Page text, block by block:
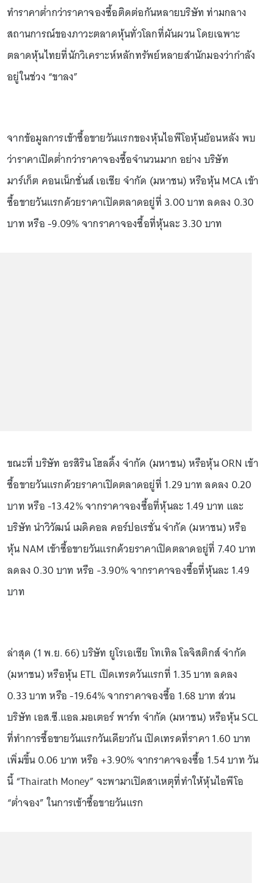
ทำราคาต่ำกว่าราคาจองซื้อติดต่อกันหลายบริษัท ท่ามกลาง
สถานการณ์ของภาวะตลาดหุ้นทั่วโลกที่ผันผวน โดยเฉพาะ
ตลาดหุ้นไทยที่นักวิเคราะห์หลักทรัพย์หลายสำนักมองว่ากำลัง
อยู่ในช่วง “ขาลง”
จากข้อมูลการเข้าซื้อขายวันแรกของหุ้นไอพีโอหุ้นย้อนหลัง พบ
ว่าราคาเปิดต่ำกว่าราคาจองซื้อจำนวนมาก อย่าง บริษัท
มาร์เก็ต คอนเน็กชั่นส์ เอเชีย จำกัด (มหาชน) หรือหุ้น MCA เข้า
ซื้อขายวันแรกด้วยราคาเปิดตลาดอยู่ที่ 3.00 บาท ลดลง 0.30
บาท หรือ -9.09% จากราคาจองซื้อที่หุ้นละ 3.30 บาท
ขณะที่ บริษัท อรสิริน โฮลดิ้ง จำกัด (มหาชน) หรือหุ้น ORN เข้า
ซื้อขายวันแรกด้วยราคาเปิดตลาดอยู่ที่ 1.29 บาท ลดลง 0.20
บาท หรือ -13.42% จากราคาจองซื้อที่หุ้นละ 1.49 บาท และ
บริษัท นำวิวัฒน์ เมดิคอล คอร์ปอเรชั่น จำกัด (มหาชน) หรือ
หุ้น NAM เข้าซื้อขายวันแรกด้วยราคาเปิดตลาดอยู่ที่ 7.40 บาท
ลดลง 0.30 บาท หรือ -3.90% จากราคาจองซื้อที่หุ้นละ 1.49
บาท
ล่าสุด (1 พ.ย. 66) บริษัท ยูโรเอเชีย โทเทิล โลจิสติกส์ จำกัด
(มหาชน) หรือหุ้น ETL เปิดเทรดวันแรกที่ 1.35 บาท ลดลง
0.33 บาท หรือ -19.64% จากราคาจองซื้อ 1.68 บาท ส่วน
บริษัท เอส.ซี.แอล.มอเตอร์ พาร์ท จำกัด (มหาชน) หรือหุ้น SCL
ที่ทำการซื้อขายวันแรกวันเดียวกัน เปิดเทรดที่ราคา 1.60 บาท
เพิ่มขึ้น 0.06 บาท หรือ +3.90% จากราคาจองซื้อ 1.54 บาท วัน
นี้ “Thairath Money” จะพามาเปิดสาเหตุที่ทำให้หุ้นไอพีโอ
“ต่ำจอง” ในการเข้าซื้อขายวันแรก